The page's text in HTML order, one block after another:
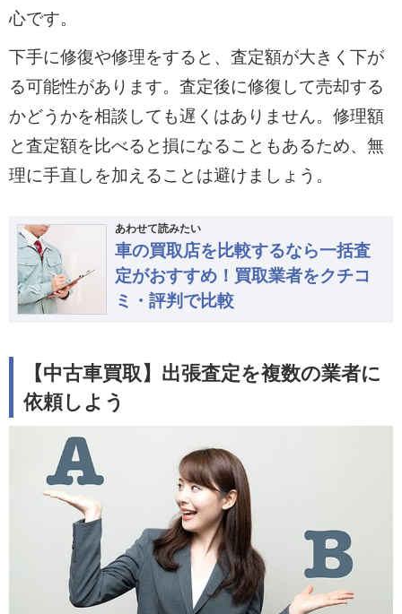
心です。
下手に修復や修理をすると、査定額が大きく下が
る可能性があります。査定後に修復して売却する
かどうかを相談しても遅くはありません。修理額
と査定額を比べると損になることもあるため、無
理に手直しを加えることは避けましょう。
あわせて読みたい
車の買取店を比較するなら一括査
定がおすすめ！買取業者をクチコ
ミ・評判で比較
【中古車買取】出張査定を複数の業者に
依頼しよう